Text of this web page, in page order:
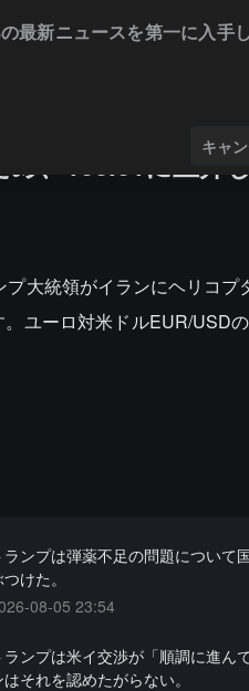
、100.01に上昇
大統領がイランにヘリコプ
ユーロ対米ドルEUR/USD
ランプは弾薬不足の問題について
けた。
08-05 23:54
ランプは米イ交渉が「順調に進ん
はそれを認めたがらない。
最新ニュースを第一に入手
キャ